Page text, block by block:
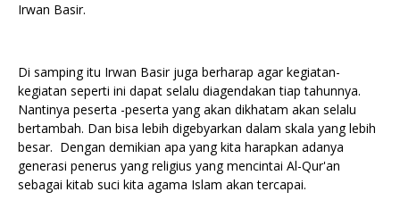
Irwan Basir.
Di samping itu Irwan Basir juga berharap agar kegiatan-
kegiatan seperti ini dapat selalu diagendakan tiap tahunnya.
Nantinya peserta -peserta yang akan dikhatam akan selalu
bertambah. Dan bisa lebih digebyarkan dalam skala yang lebih
besar. Dengan demikian apa yang kita harapkan adanya
generasi penerus yang religius yang mencintai Al-Qur'an
sebagai kitab suci kita agama Islam akan tercapai.